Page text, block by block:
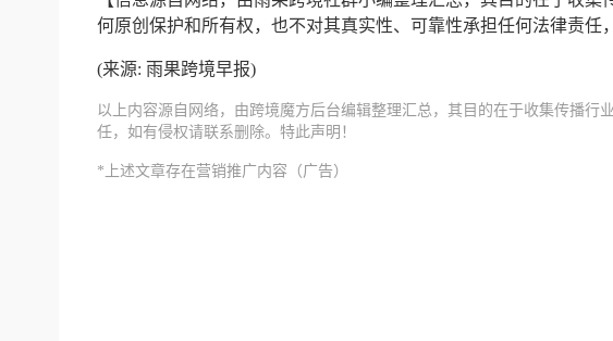
何原创保护和所有权，也不对其真实性、可靠性承担任何法律责任
(来源: 雨果跨境早报)
以上内容源自网络，由跨境魔方后台编辑整理汇总，其目的在于收集传播行
任，如有侵权请联系删除。特此声明！
*上述文章存在营销推广内容（广告）